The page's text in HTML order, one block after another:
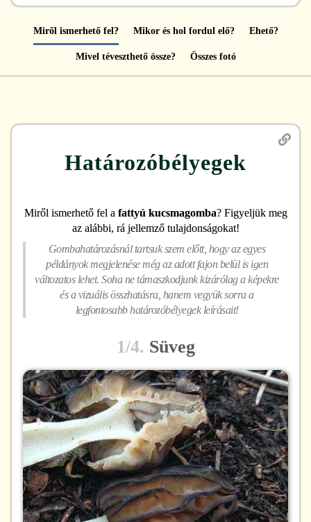
Miről ismerhető fel? Mikor és hol fordul elő? Ehető?
Mivel téveszthető össze? Összes fotó
Határozóbélyegek
Miről ismerhető fel a fattyú kucsmagomba? Figyeljük meg
az alábbi, rá jellemző tulajdonságokat!
Gombahatározásnál tartsuk szem előtt, hogy az egyes
példányok megjelenése még az adott fajon belül is igen
változatos lehet. Soha ne támaszkodjunk kizárólag a képekre
és a vizuális összhatásra, hanem vegyük sorra a
legfontosabb határozóbélyegek leírásait!
1/4. Süveg